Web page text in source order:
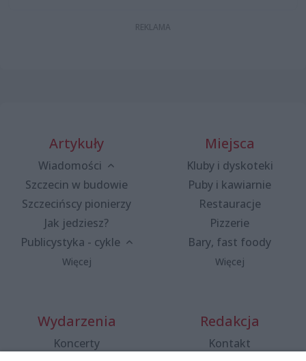
Artykuły
Wiadomości
Szczecin w budowie
Szczecińscy pionierzy
Jak jedziesz?
Publicystyka - cykle
Więcej
Miejsca
Kluby i dyskoteki
Puby i kawiarnie
Restauracje
Pizzerie
Bary, fast foody
Więcej
Wydarzenia
Koncerty
Redakcja
Kontakt